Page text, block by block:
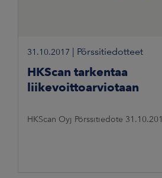
31.10.2017 Pörssitiedotteet
HKScan tarkentaa
liikevoittoarviotaan
HKScan Oyj Pörssitiedote